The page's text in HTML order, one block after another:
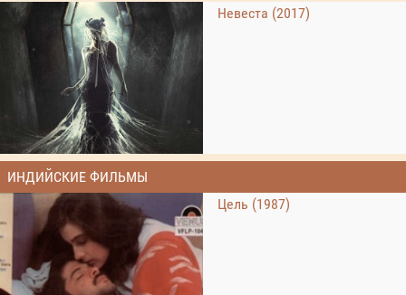
Невеста (2017)
ИНДИЙСКИЕ ФИЛЬМЫ
Цель (1987)